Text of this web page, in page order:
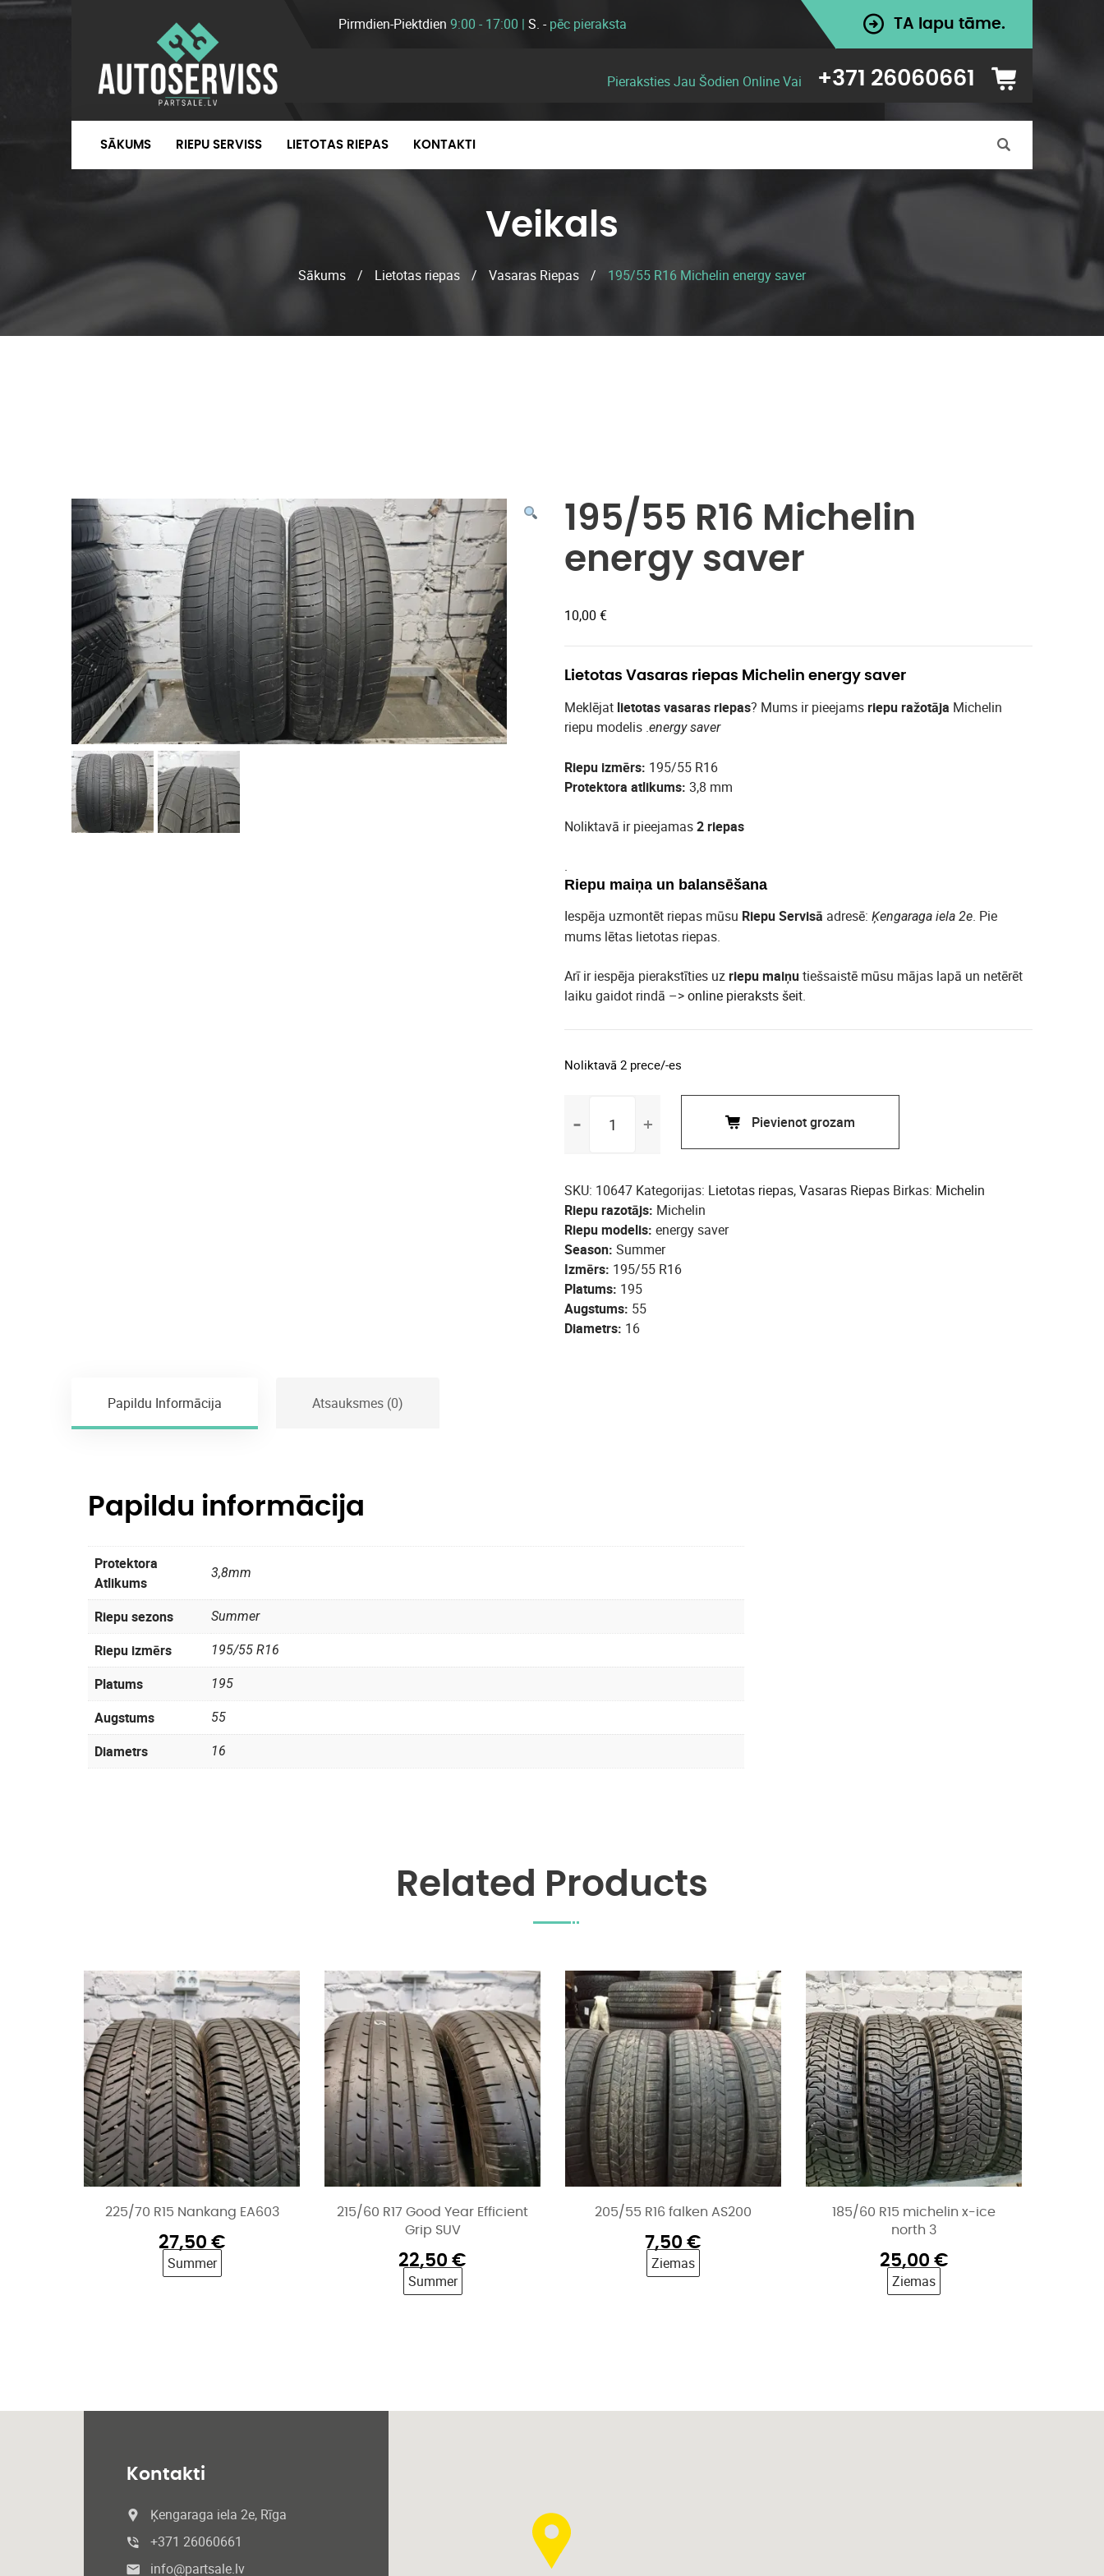
Pirmdien-Piektdien 9:00 - 17:00 | S. -pēc pieraksta TA lapu tāme.
Pieraksties Jau Šodien Online Vai +371 26060661
SĀKUMS RIEPU SERVISS LIETOTAS RIEPAS KONTAKTI
Veikals
Sākums / Lietotas riepas / Vasaras Riepas / 195/55 R16 Michelin energy saver
195/55 R16 Michelin
energy saver
10,00 €
Lietotas Vasaras riepas Michelin energy saver
Meklējat lietotas vasaras riepas? Mums ir pieejamsriepu ražotāja Michelin
riepu modelis .energy saver
Riepu izmērs: 195/55 R16
Protektora atlikums: 3,8 mm
Noliktavā ir pieejamas2 riepas
.
Riepu maiņa un balansēšana
Iespēja uzmontēt riepas mūsu Riepu Servisā adresē: Ķengaraga iela 2e. Pie
mums lētas lietotas riepas.
Arī ir iespēja pierakstīties uzriepu maiņutiešsaistē mūsu mājas lapā un netērēt
laiku gaidot rindā –>online pieraksts šeit.
Noliktavā 2 prece/-es
R16
saver
daudzums
Pievienot grozam
SKU: 10647 Kategorijas: Lietotas riepas,Vasaras Riepas Birkas: Michelin
Riepu razotājs Michelin
Riepu modelis energy saver
Season Summer
Izmērs 195/55 R16
Platums 195
Augstums 55
Diametrs 16
Papildu Informācija Atsauksmes (0)
Papildu informācija
Protektora
Atlikums
3,8mm
Riepu sezons Summer
Riepu izmērs 195/55 R16
Platums 195
Augstums 55
Diametrs 16
Related Products
225/70 R15 Nankang EA603
27,50 €
Summer
215/60 R17 Good Year Efficient
Grip SUV
22,50 €
Summer
205/55 R16 falken AS200
7,50 €
Ziemas
185/60 R15 michelin x-ice
north 3
25,00 €
Ziemas
Kontakti
Ķengaraga iela 2e, Rīga
+371 26060661
info@partsale.lv